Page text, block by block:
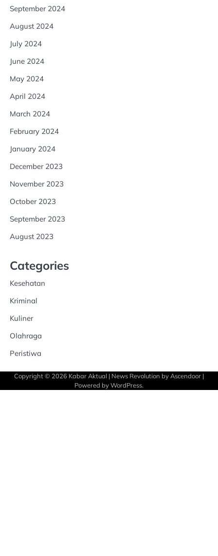
September 2024
August 2024
July 2024
June 2024
May 2024
April 2024
March 2024
February 2024
January 2024
December 2023
November 2023
October 2023
September 2023
August 2023
Categories
Kesehatan
Kriminal
Kuliner
Olahraga
Peristiwa
Copyright © 2026 Kabar Aktual | News Revolution byAscendoor |
Powered byWordPress.